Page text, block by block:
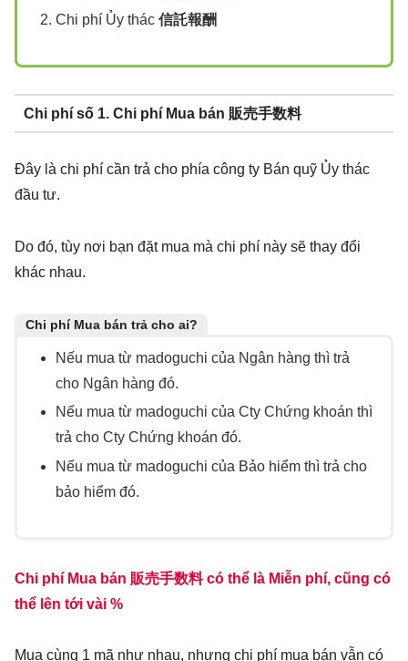
Chi phí Ủy thác 信託報酬
Chi phí số 1. Chi phí Mua bán 販売手数料
Đây là chi phí cần trả cho phía công ty Bán quỹ Ủy thác
đầu tư.
Do đó, tùy nơi bạn đặt mua mà chi phí này sẽ thay đổi
khác nhau.
Chi phí Mua bán trả cho ai?
Nếu mua từ madoguchi của Ngân hàng thì trả
cho Ngân hàng đó.
Nếu mua từ madoguchi của Cty Chứng khoán thì
trả cho Cty Chứng khoán đó.
Nếu mua từ madoguchi của Bảo hiểm thì trả cho
bảo hiểm đó.
Chi phí Mua bán 販売手数料có thể là Miễn phí, cũng có
thể lên tới vài %
Mua cùng 1 mã như nhau, nhưng chi phí mua bán vẫn có